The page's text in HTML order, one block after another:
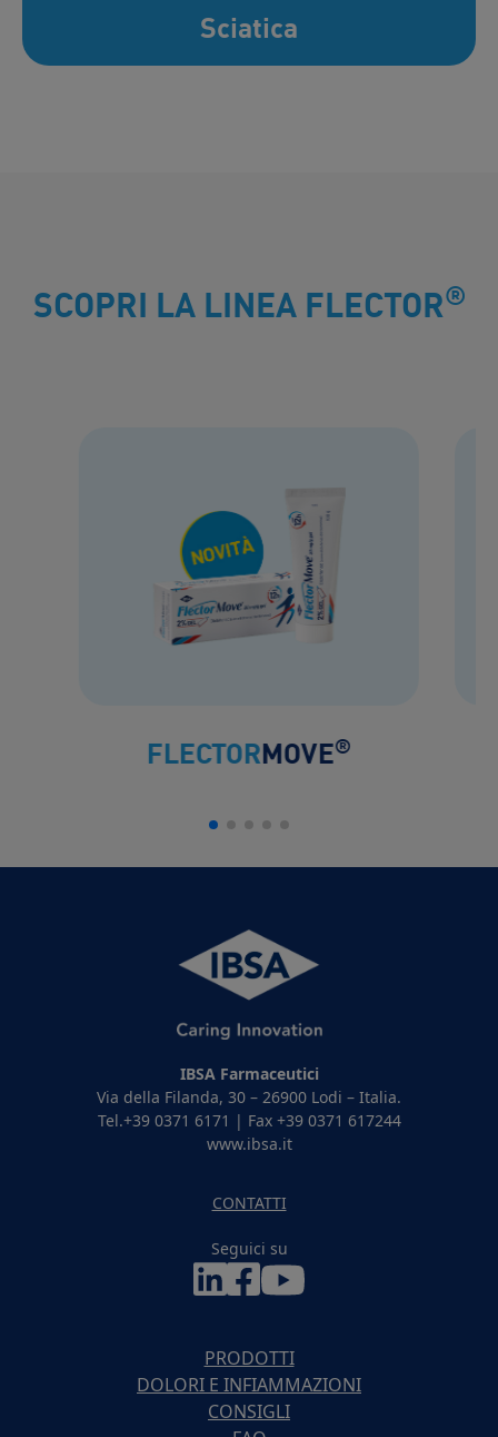
Sciatica
SCOPRI LA LINEA FLECTOR®
FLECTORMOVE®
IBSA Farmaceutici
Via della Filanda, 30 – 26900 Lodi – Italia.
Tel.+39 0371 6171 | Fax +39 0371 617244
www.ibsa.it
CONTATTI
Seguici su
PRODOTTI
DOLORI E INFIAMMAZIONI
CONSIGLI